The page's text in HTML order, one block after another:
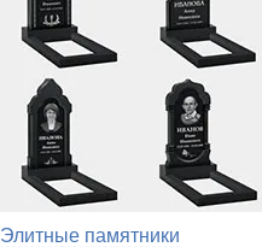
Элитные памятники